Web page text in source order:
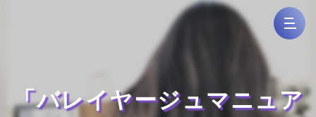
「バレイヤージュマニュア